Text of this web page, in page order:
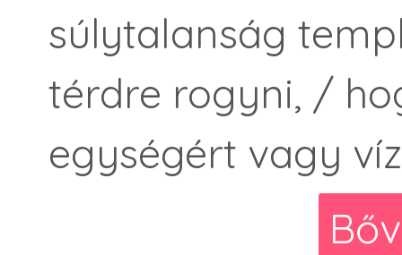
súlytalanság
térdre rogyni, /
egységért vagy